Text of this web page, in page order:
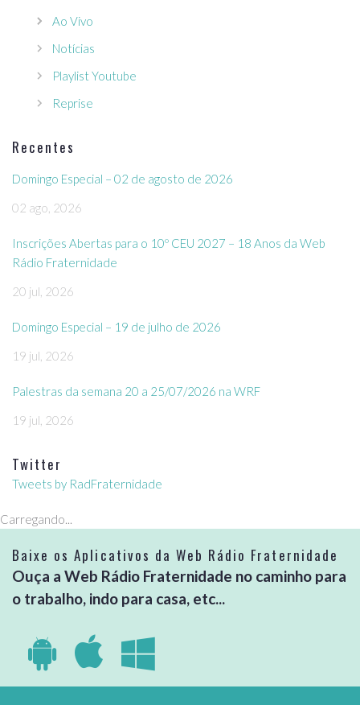
Ao Vivo
Notícias
Playlist Youtube
Reprise
Recentes
Domingo Especial – 02 de agosto de 2026
02 ago, 2026
Inscrições Abertas para o 10º CEU 2027 – 18 Anos da Web
Rádio Fraternidade
20 jul, 2026
Domingo Especial – 19 de julho de 2026
19 jul, 2026
Palestras da semana 20 a 25/07/2026 na WRF
19 jul, 2026
Twitter
Tweets by RadFraternidade
Carregando...
Baixe os Aplicativos da Web Rádio Fraternidade
Ouça a Web Rádio Fraternidade no caminho para
o trabalho, indo para casa, etc...